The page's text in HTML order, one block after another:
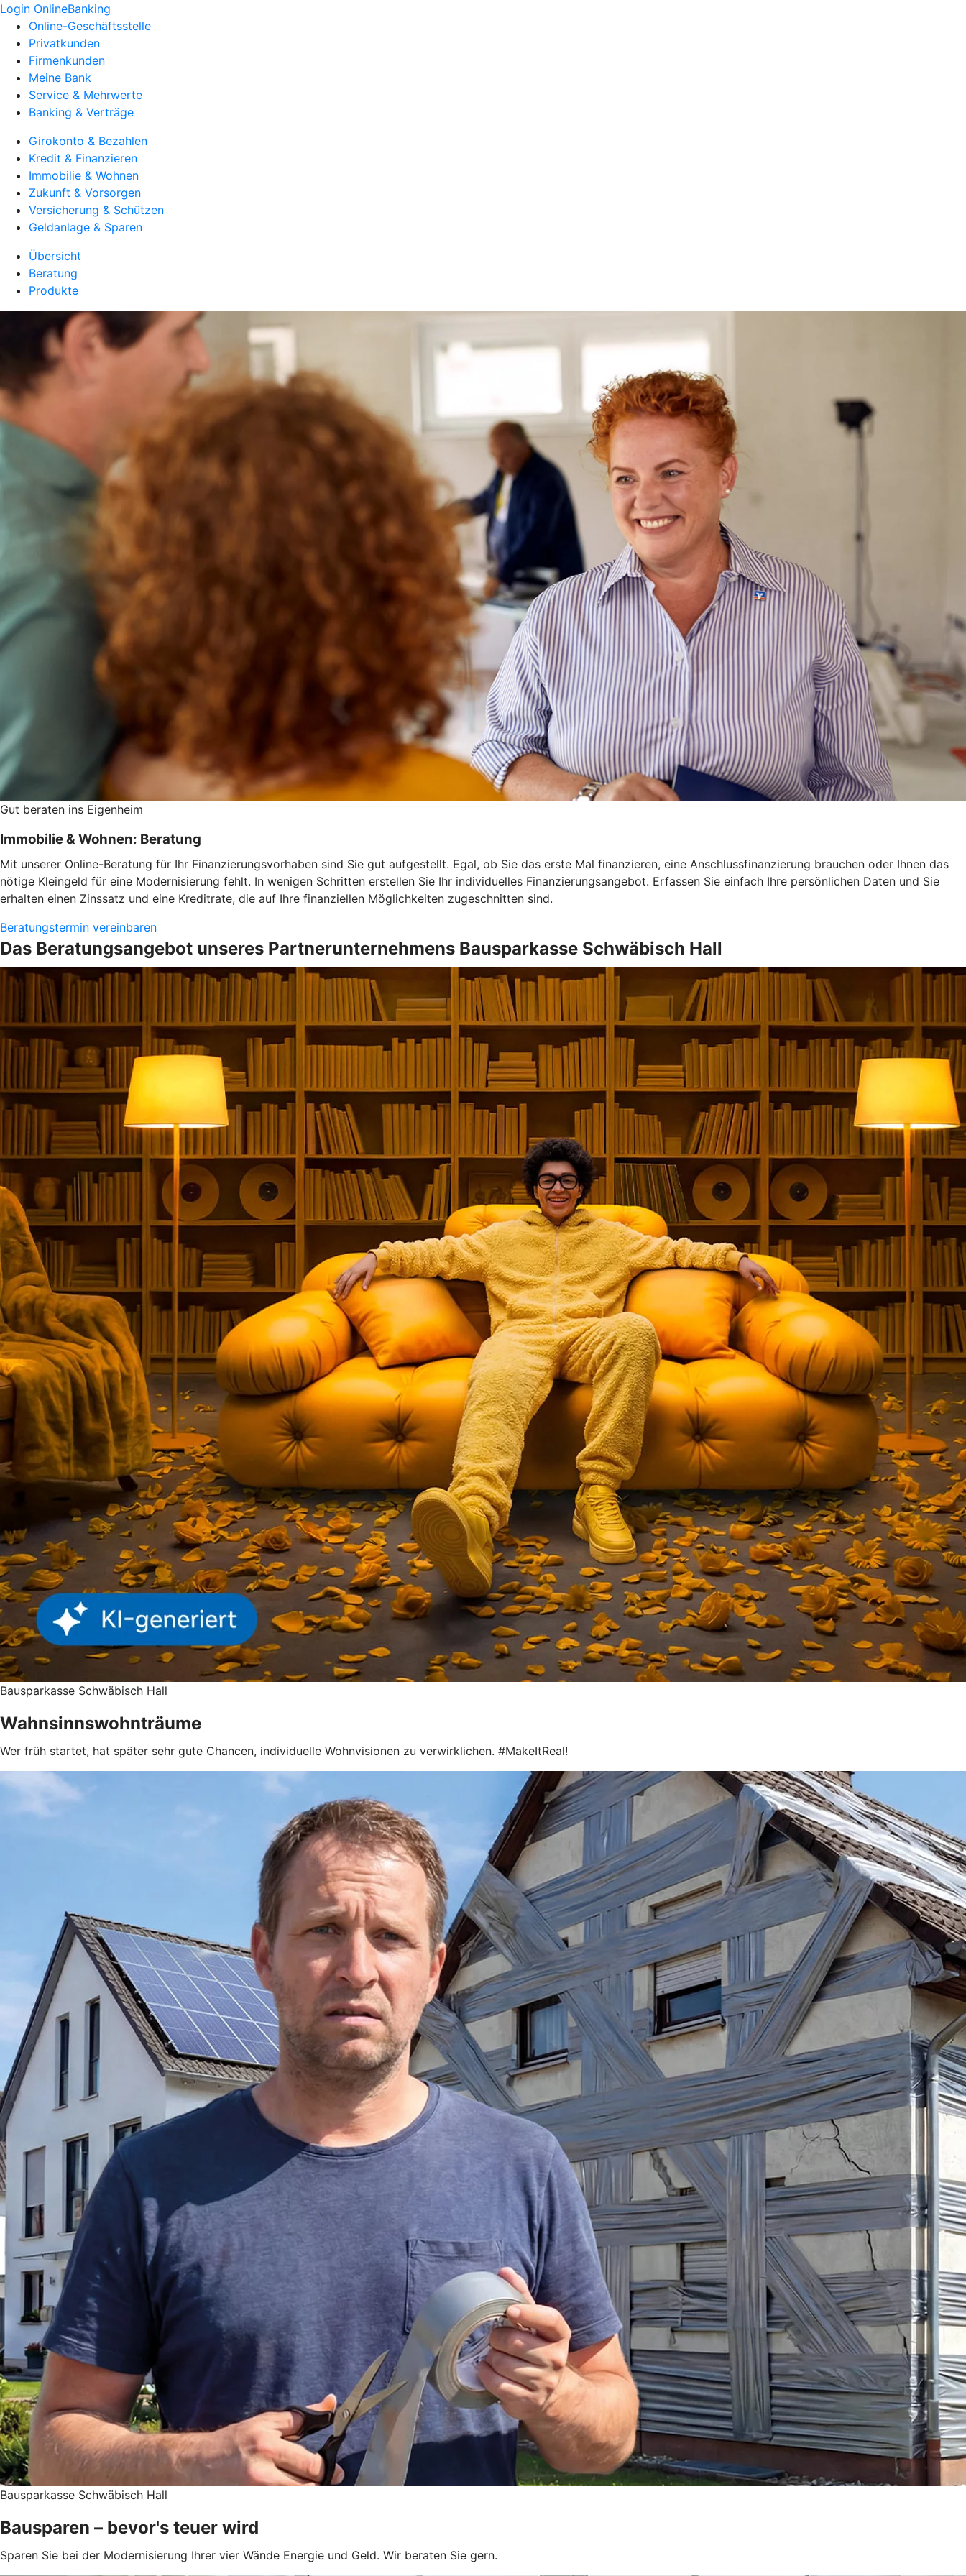
Login OnlineBanking
Online-Geschäftsstelle
Privatkunden
Firmenkunden
Meine Bank
Service & Mehrwerte
Banking & Verträge
Girokonto & Bezahlen
Kredit & Finanzieren
Immobilie & Wohnen
Zukunft & Vorsorgen
Versicherung & Schützen
Geldanlage & Sparen
Übersicht
Beratung
Produkte
Gut beraten ins Eigenheim
Immobilie & Wohnen: Beratung
Mit unserer Online-Beratung für Ihr Finanzierungsvorhaben sind Sie gut aufgestellt. Egal, ob Sie das erste Mal finanzieren, eine Anschlussfinanzierung brauchen oder Ihnen das
nötige Kleingeld für eine Modernisierung fehlt. In wenigen Schritten erstellen Sie Ihr individuelles Finanzierungsangebot. Erfassen Sie einfach Ihre persönlichen Daten und Sie
erhalten einen Zinssatz und eine Kreditrate, die auf Ihre finanziellen Möglichkeiten zugeschnitten sind.
Beratungstermin vereinbaren
Das Beratungsangebot unseres Partnerunternehmens Bausparkasse Schwäbisch Hall
Bausparkasse Schwäbisch Hall
Wahnsinnswohnträume
Wer früh startet, hat später sehr gute Chancen, individuelle Wohnvisionen zu verwirklichen. #MakeItReal!
Bausparkasse Schwäbisch Hall
Bausparen – bevor's teuer wird
Sparen Sie bei der Modernisierung Ihrer vier Wände Energie und Geld. Wir beraten Sie gern.